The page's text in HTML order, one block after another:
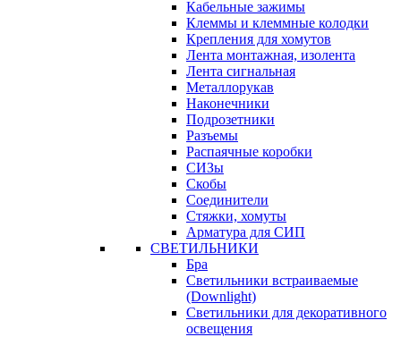
Кабельные зажимы
Клеммы и клеммные колодки
Крепления для хомутов
Лента монтажная, изолента
Лента сигнальная
Металлорукав
Наконечники
Подрозетники
Разъемы
Распаячные коробки
СИЗы
Скобы
Соединители
Стяжки, хомуты
Арматура для СИП
СВЕТИЛЬНИКИ
Бра
Светильники встраиваемые
(Downlight)
Светильники для декоративного
освещения